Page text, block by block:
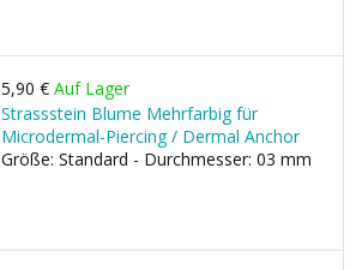
5,90 € Auf Lager
Strassstein Blume Mehrfarbig für
Microdermal-Piercing / Dermal Anchor
Größe: Standard - Durchmesser: 03 mm